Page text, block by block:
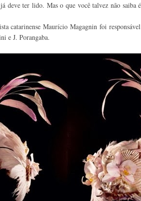
deve ter lido. Mas o que você talvez não saiba
catarinense Maurício Magagnin foi
e J. Porangaba.